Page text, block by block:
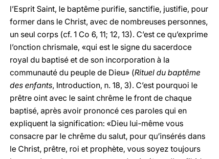
l’Esprit Saint, le baptême purifie, sanctifie, justifie, pour
former dans le Christ, avec de nombreuses personnes,
un seul corps (cf. 1 Co 6, 11; 12, 13). C’est ce qu’exprime
l’onction chrismale, «qui est le signe du sacerdoce
royal du baptisé et de son incorporation à la
communauté du peuple de Dieu» (Rituel du baptême
des enfants, Introduction, n. 18, 3). C’est pourquoi le
prêtre oint avec le saint chrême le front de chaque
baptisé, après avoir prononcé ces paroles qui en
expliquent la signification: «Dieu lui-même vous
consacre par le chrême du salut, pour qu’insérés dans
le Christ, prêtre, roi et prophète, vous soyez toujours